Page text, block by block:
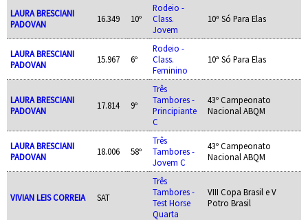
LAURA BRESCIANI
PADOVAN
16.349 10º
Rodeio -
Class.
Jovem
10ª Só Para Elas
LAURA BRESCIANI
PADOVAN
15.967 6º
Rodeio -
Class.
Feminino
10ª Só Para Elas
LAURA BRESCIANI
PADOVAN
17.814 9º
Três
Tambores -
Principiante
C
43º Campeonato
Nacional ABQM
LAURA BRESCIANI
PADOVAN
18.006 58º
Três
Tambores -
Jovem C
43º Campeonato
Nacional ABQM
VIVIAN LEIS CORREIA SAT
Três
Tambores -
Test Horse
Quarta
VIII Copa Brasil e V
Potro Brasil